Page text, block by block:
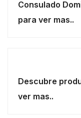
Consulado
para ver mas..
Descubre
ver mas..